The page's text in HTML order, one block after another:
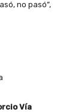
no pasó”,
Vía